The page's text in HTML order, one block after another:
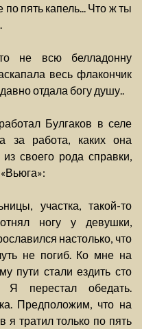
пять капель... Что ж ты
не всю белладонну
весь флакончик
отдала богу душу..
Булгаков в селе
за работа, каких она
своего рода справки,
участка, такой-то
ногу у девушки,
настолько, что
не погиб. Ко мне на
пути стали ездить сто
Я перестал обедать.
Предположим, что на
я тратил только по пять